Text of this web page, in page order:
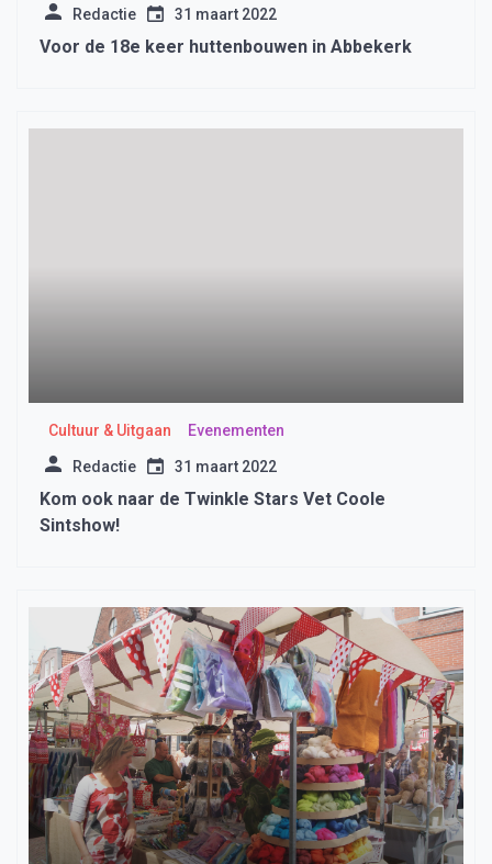
Redactie 31 maart 2022
Voor de 18e keer huttenbouwen in Abbekerk
Cultuur & Uitgaan Evenementen
Redactie 31 maart 2022
Kom ook naar de Twinkle Stars Vet Coole
Sintshow!